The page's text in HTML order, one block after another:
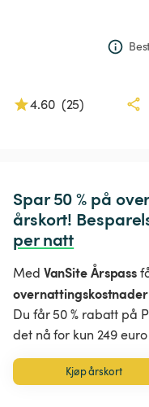
4.60 (25)
Spar 50 % på
årskort!
per natt
Med VanSite Årspass
overnattingskostnader
Du får 50 % rabatt på
det nå for kun 249
Kjøp årskort